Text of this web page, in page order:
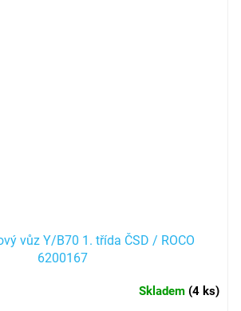
vůz Y/B70 1. třída ČSD / ROCO
6200167
Skladem (4 ks)